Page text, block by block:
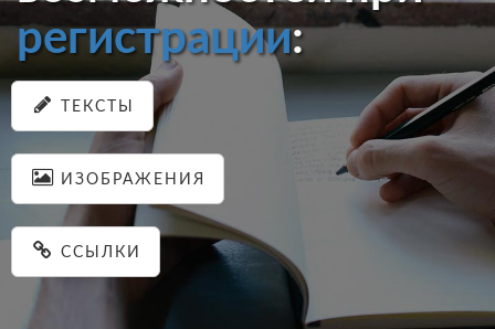
регистрации:
ТЕКСТЫ
ИЗОБРАЖЕНИЯ
ССЫЛКИ